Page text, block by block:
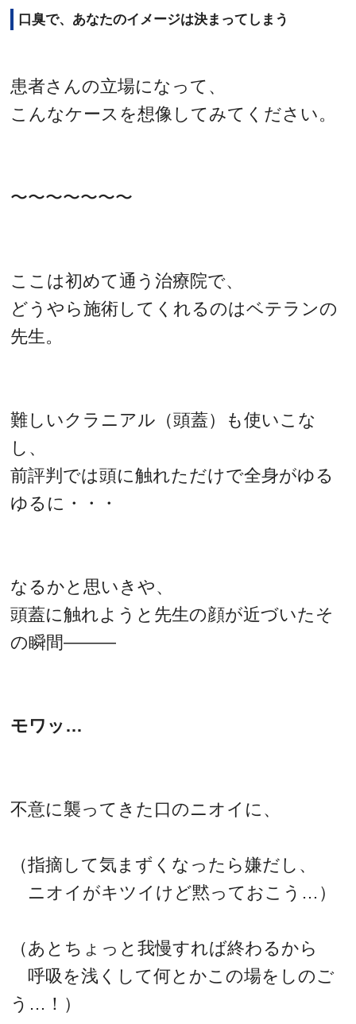
口臭で、あなたのイメージは決まってしまう
患者さんの立場になって、
こんなケースを想像してみてください。
〜〜〜〜〜〜〜
ここは初めて通う治療院で、
どうやら施術してくれるのはベテランの
先生。
難しいクラニアル（頭蓋）も使いこな
し、
前評判では頭に触れただけで全身がゆる
ゆるに・・・
なるかと思いきや、
頭蓋に触れようと先生の顔が近づいたそ
の瞬間―――
モワッ…
不意に襲ってきた口のニオイに、
（指摘して気まずくなったら嫌だし、
ニオイがキツイけど黙っておこう…）
（あとちょっと我慢すれば終わるから
呼吸を浅くして何とかこの場をしのご
う…！）